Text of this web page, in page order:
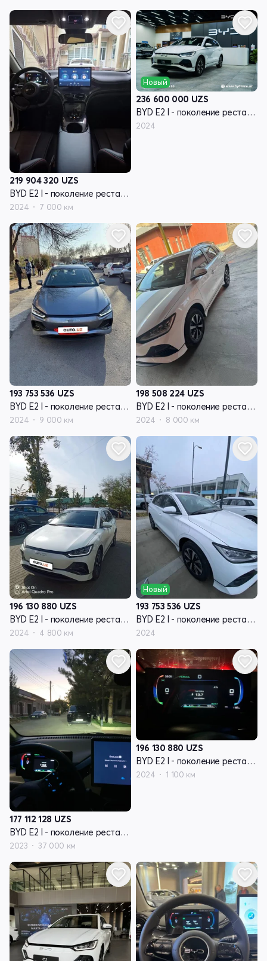
219 904 320 UZS
BYD E2 I - поколение рестайлинг
2024 7 000 км
Новый
236 600 000 UZS
BYD E2 I - поколение рестайлинг
2024
193 753 536 UZS
BYD E2 I - поколение рестайлинг
2024 9 000 км
198 508 224 UZS
BYD E2 I - поколение рестайлинг
2024 8 000 км
196 130 880 UZS
BYD E2 I - поколение рестайлинг
2024 4 800 км
Новый
193 753 536 UZS
BYD E2 I - поколение рестайлинг
2024
177 112 128 UZS
BYD E2 I - поколение рестайлинг
2023 37 000 км
196 130 880 UZS
BYD E2 I - поколение рестайлинг
2024 1 100 км